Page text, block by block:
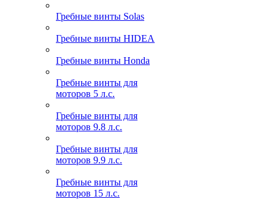
Гребные винты Solas
Гребные винты HIDEA
Гребные винты Honda
Гребные винты для
моторов 5 л.с.
Гребные винты для
моторов 9.8 л.с.
Гребные винты для
моторов 9.9 л.с.
Гребные винты для
моторов 15 л.с.